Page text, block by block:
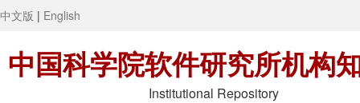
中文版 | English
中国科学院软件研究所机构
Institutional Repository